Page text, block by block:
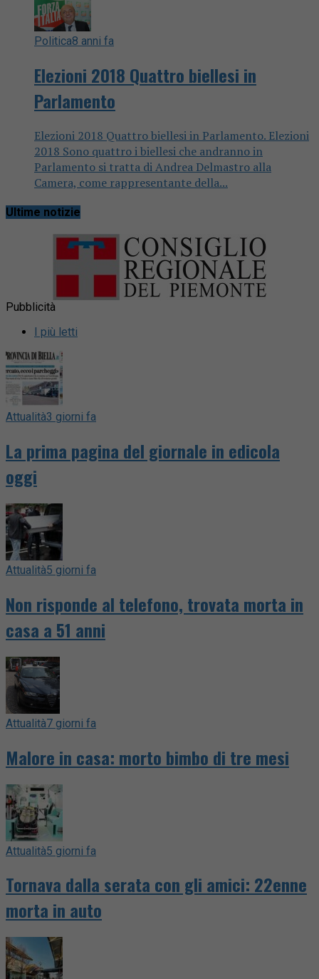
Politica8 anni fa
Elezioni 2018 Quattro biellesi in
Parlamento
Elezioni 2018 Quattro biellesi in Parlamento. Elezioni
2018 Sono quattro i biellesi che andranno in
Parlamento si tratta di Andrea Delmastro alla
Camera, come rappresentante della...
Ultime notizie
Pubblicità
I più letti
Attualità3 giorni fa
La prima pagina del giornale in edicola
oggi
Attualità5 giorni fa
Non risponde al telefono, trovata morta in
casa a 51 anni
Attualità7 giorni fa
Malore in casa: morto bimbo di tre mesi
Attualità5 giorni fa
Tornava dalla serata con gli amici: 22enne
morta in auto